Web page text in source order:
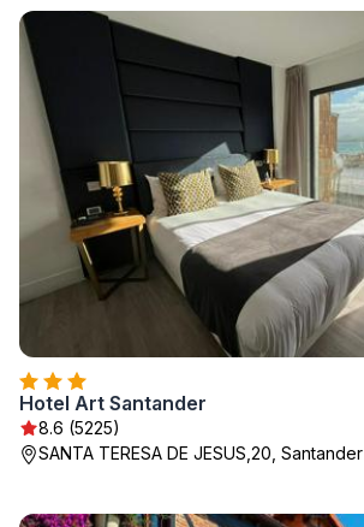
Hotel Art Santander
8.6 (5225)
SANTA TERESA DE JESUS,20, Santander